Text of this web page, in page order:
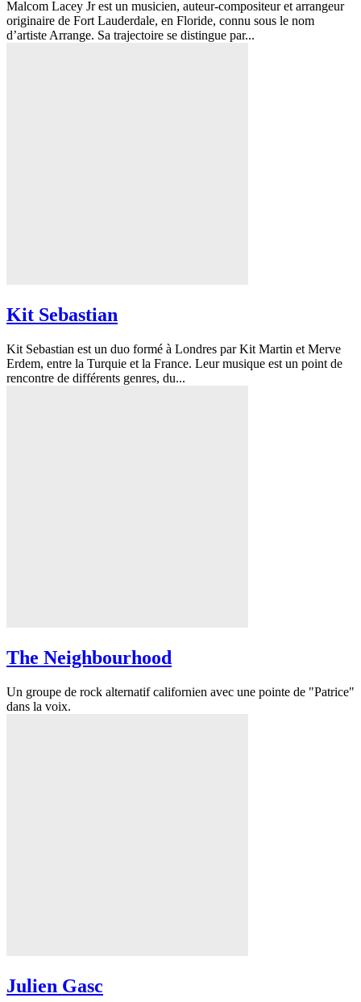
Malcom Lacey Jr est un musicien, auteur-compositeur et arrangeur
originaire de Fort Lauderdale, en Floride, connu sous le nom
d’artiste Arrange. Sa trajectoire se distingue par...
Kit Sebastian
Kit Sebastian est un duo formé à Londres par Kit Martin et Merve
Erdem, entre la Turquie et la France. Leur musique est un point de
rencontre de différents genres, du...
The Neighbourhood
Un groupe de rock alternatif californien avec une pointe de "Patrice"
dans la voix.
Julien Gasc